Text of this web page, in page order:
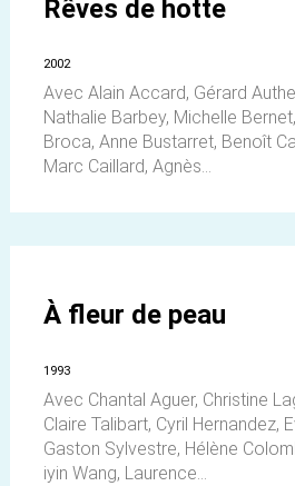
Rêves de hotte
2002
Avec Alain Accard, Gérard
Nathalie Barbey, Michelle
Broca, Anne Bustarret, Benoît
Marc Caillard, Agnès...
À fleur de peau
1993
Avec Chantal Aguer, Christine
Claire Talibart, Cyril Hernandez,
Gaston Sylvestre, Hélène
iyin Wang, Laurence...